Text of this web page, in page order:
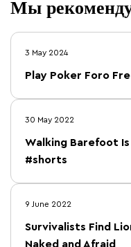
Мы
3 May 2024
Play Poker Foro
30 May 2022
Walking Barefoot
#shorts
9 June 2022
Survivalists Find
Naked and Afraid